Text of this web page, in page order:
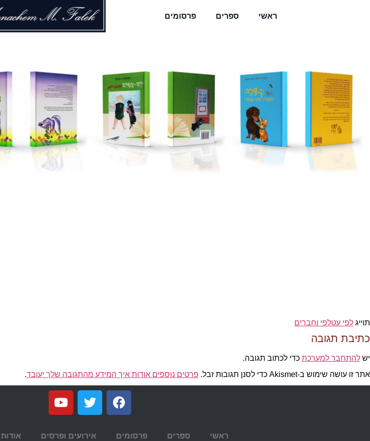
ראשי ספרים פרסומים
תוייג לפי עטלפי וחברים
כתיבת תגובה
יש להתחבר למערכת כדי לכתוב תגובה.
אתר זו עושה שימוש ב-Akismet כדי לסנן תגובות זבל.
פרטים נוספים אודות איך המידע מהתגובה שלך יעובד.
ראשי ספרים פרסומים אירועים ופרסים אודות